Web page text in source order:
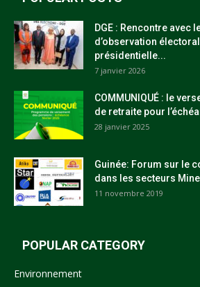
DGE : Rencontre avec
d’observation
présidentielle...
7 janvier 2026
COMMUNIQUÉ : le
de retraite pour
28 janvier 2025
Guinée: Forum sur le
dans les secteurs
11 novembre 2019
POPULAR CATEGORY
Environnement